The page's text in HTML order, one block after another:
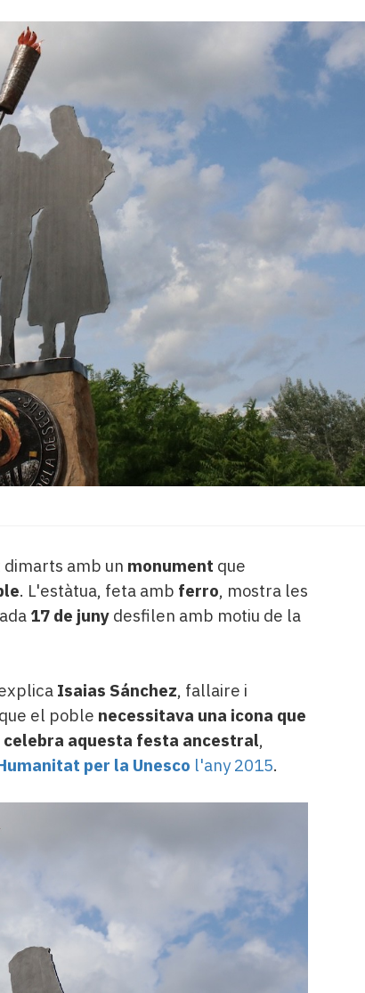
amb un monument que
. L'estàtua, feta amb ferro, mostra les
17 de junydesfilen amb motiu de la
Isaias Sánchez, fallaire i
el poble necessitava una icona que
aquesta festa ancestral,
per la Unesco l'any 2015.